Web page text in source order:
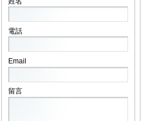
電話
Email
留言